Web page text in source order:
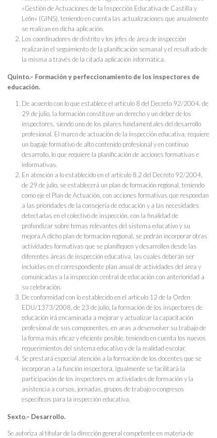
«Gestión de Actuaciones de la Inspección Educativa de Castilla y
León» (GINS), teniendo en cuenta las actualizaciones que anualmente
se realizan en dicha aplicación.
Los coordinadores de distrito y los jefes de área de inspección
realizarán el seguimiento de la planificación semanal y el resultado de
la misma a través de la citada aplicación informática.
Quinto.– Formación y perfeccionamiento de los inspectores de
educación.
De acuerdo con lo que establece el artículo 8 del Decreto 92/2004, de
29 de julio, la formación constituye un derecho y un deber de los
inspectores, siendo uno de los pilares fundamentales del desarrollo
profesional. El marco de actuación de la inspección educativa, requiere
un bagaje formativo de alto contenido profesional y en continuo
desarrollo, lo que requiere la planificación de acciones formativas e
informativas.
En atención a lo establecido en el artículo 8.2 del Decreto 92/2004,
de 29 de julio, se establecerá un plan de formación regional, teniendo
como eje el Plan de Actuación, con acciones formativas que respondan
a las prioridades de la consejería de educación y a las necesidades
detectadas en el colectivo de inspección, con la finalidad de
profundizar sobre temas relevantes del sistema educativo y su
mejora.A dicho plan de formación regional, se podrán incorporar otras
actividades formativas que se planifiquen y desarrollen desde las
diferentes áreas de inspección educativa, las cuales deberán ser
incluidas en el correspondiente plan anual de actividades del área y
comunicadas a la inspección central de educación con anterioridad a
su celebración.
De conformidad con lo establecido en el artículo 12 de la Orden
EDU/1373/2008, de 23 de julio, la formación de los inspectores de
educación irá encaminada a mejorar y actualizar la capacitación
profesional de sus componentes, en aras a desenvolver su trabajo de
la forma más eficaz y eficiente posible, teniendo en cuenta los nuevos
requerimientos del sistema educativo y de la realidad escolar.
Se prestará especial atención a la formación de los docentes que se
incorporan a la función inspectora. Igualmente se facilitará la
participación de los inspectores en actividades de formación y la
asistencia a cursos, jornadas, grupos de trabajo o congresos
específicos para la inspección educativa.
Sexto.– Desarrollo.
Se autoriza al titular de la dirección general competente en materia de